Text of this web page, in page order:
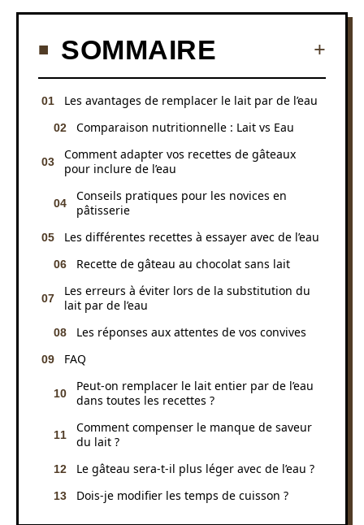
SOMMAIRE
Les avantages de remplacer le lait par de l’eau
Comparaison nutritionnelle : Lait vs Eau
Comment adapter vos recettes de gâteaux
pour inclure de l’eau
Conseils pratiques pour les novices en
pâtisserie
Les différentes recettes à essayer avec de l’eau
Recette de gâteau au chocolat sans lait
Les erreurs à éviter lors de la substitution du
lait par de l’eau
Les réponses aux attentes de vos convives
FAQ
Peut-on remplacer le lait entier par de l’eau
dans toutes les recettes ?
Comment compenser le manque de saveur
du lait ?
Le gâteau sera-t-il plus léger avec de l’eau ?
Dois-je modifier les temps de cuisson ?